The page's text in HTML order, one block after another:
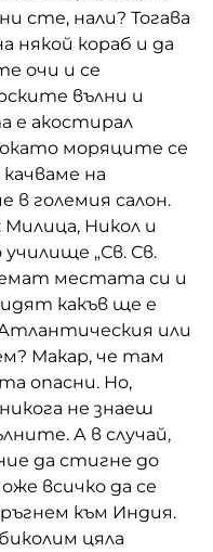
сте, нали? Тогава
някой кораб и да
очи и се
вълни и
е акостирал
моряците се
на
в големия салон.
Никол и
„Св. Св.
местата си и
какъв ще е
или
Макар, че там
опасни. Но,
не знаеш
А в случай,
да стигне до
всичко да се
към Индия.
цяла